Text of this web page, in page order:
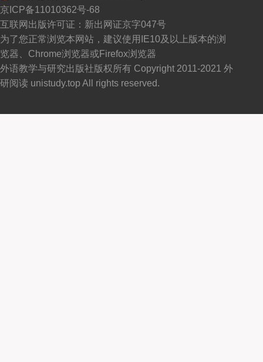
京ICP备11010362号-68
互联网出版许可证：新出网证京字047号
为了您正常浏览本网站，建议使用IE10及以上版本的浏
览器、Chrome浏览器或Firefox浏览器
外语教学与研究出版社版权所有 Copyright 2011-2021 外
研阅读 unistudy.top All rights reserved.